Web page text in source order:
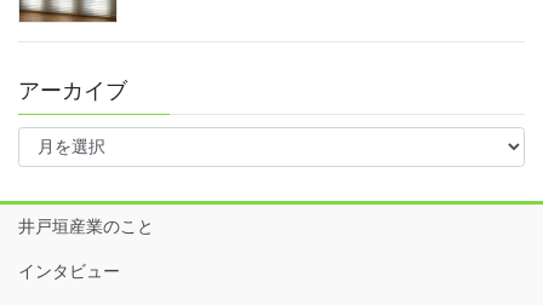
アーカイブ
ア
イ
ブ
井戸垣産業のこと
インタビュー